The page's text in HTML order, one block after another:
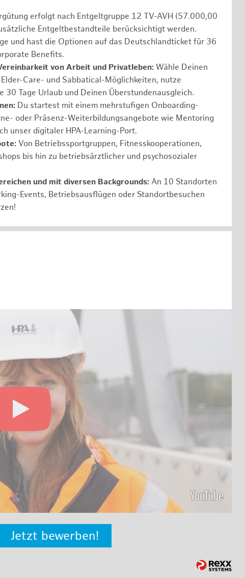
erfolgt nach Entgeltgruppe 12 TV-AVH (57.000,00
Entgeltbestandteile berücksichtigt werden.
und hast die Optionen auf das Deutschlandticket für 36
Benefits.
von Arbeit und Privatleben: Wähle Deinen
Care- und Sabbatical-Möglichkeiten, nutze
30 Tage Urlaub und Deinen Überstundenausgleich.
Du startest mit einem mehrstufigen Onboarding-
oder Präsenz-Weiterbildungsangebote wie Mentoring
unser digitaler HPA-Learning-Port.
Von Betriebssportgruppen, Fitnesskooperationen,
bis hin zu betriebsärztlicher und psychosozialer
und mit diversen Backgrounds: An 10 Standorten
Events, Betriebsausflügen oder Standortbesuchen
Jetzt bewerben!